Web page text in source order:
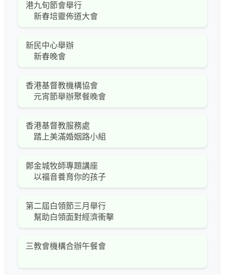
港九旬節會舉行
新春培靈佈道大會
新民中心舉辦
新春晚會
香港基督教機構協會
元宵節舉辦聚餐晚會
香港基督教服務處
踏上美滿婚姻路小組
鄭金城牧師專題講座
以福音養育你的孩子
第二屆白領節三月舉行
幫助白領面對經濟衝擊
三教會機構合辦午餐會